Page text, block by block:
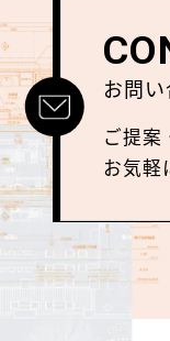
お問
ご提案
お気軽